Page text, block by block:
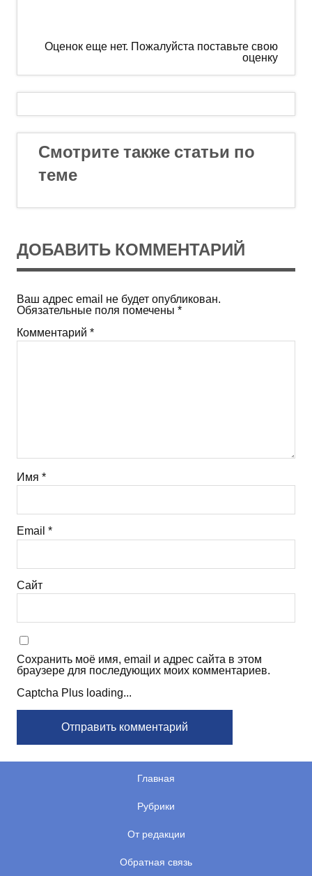
Оценок еще нет. Пожалуйста поставьте свою
оценку
Смотрите также статьи по
теме
ДОБАВИТЬ КОММЕНТАРИЙ
Ваш адрес email не будет опубликован.
Обязательные поля помечены *
Комментарий *
Имя *
Email *
Сайт
Сохранить моё имя, email и адрес сайта в этом
браузере для последующих моих комментариев.
Captcha Plus loading...
Главная
Рубрики
От редакции
Обратная связь